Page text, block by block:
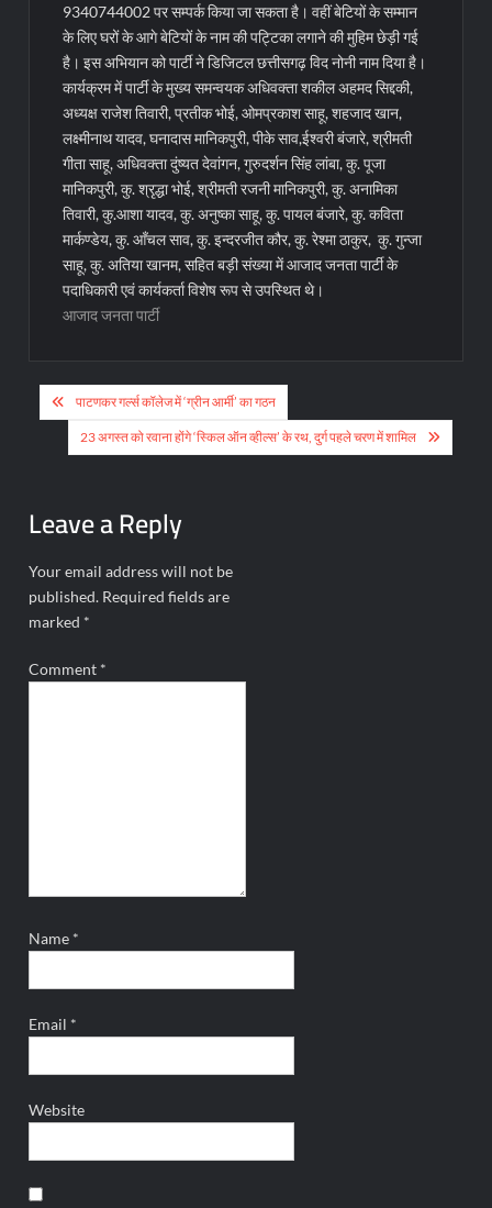
9340744002 पर सम्पर्क किया जा सकता है। वहीं बेटियों के सम्मान
के लिए घरों के आगे बेटियों के नाम की पट्टिका लगाने की मुहिम छेड़ी गई
है। इस अभियान को पार्टी ने डिजिटल छत्तीसगढ़ विद नोनी नाम दिया है।
कार्यक्रम में पार्टी के मुख्य समन्वयक अधिवक्ता शकील अहमद सिद्दकी,
अध्यक्ष राजेश तिवारी, प्रतीक भोई, ओमप्रकाश साहू, शहजाद खान,
लक्ष्मीनाथ यादव, घनादास मानिकपुरी, पीके साव,ईश्वरी बंजारे, श्रीमती
गीता साहू, अधिवक्ता दुंष्यत देवांगन, गुरुदर्शन सिंह लांबा, कु. पूजा
मानिकपुरी, कु. श्रृद्धा भोई, श्रीमती रजनी मानिकपुरी, कु. अनामिका
तिवारी, कु.आशा यादव, कु. अनुष्का साहू, कु. पायल बंजारे, कु. कविता
मार्कण्डेय, कु. आँचल साव, कु. इन्दरजीत कौर, कु. रेश्मा ठाकुर, कु. गुन्जा
साहू, कु. अतिया खानम, सहित बड़ी संख्या में आजाद जनता पार्टी के
पदाधिकारी एवं कार्यकर्ता विशेष रूप से उपस्थित थे।
आजाद जनता पार्टी
Post
navigation
पाटणकर गर्ल्स कॉलेज में ‘ग्रीन आर्मी’ का गठन
23 अगस्त को रवाना होंगे ‘स्किल ऑन व्हील्स’ के रथ, दुर्ग पहले चरण में शामिल
Leave a Reply
Your email address will not be
published. Required fields are
marked *
Comment *
Name *
Email *
Website